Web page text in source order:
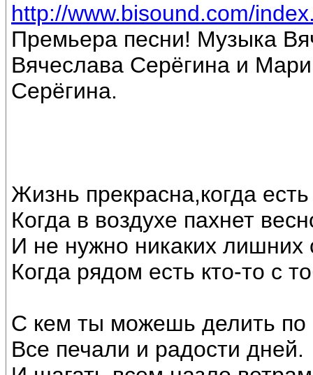
http://www.bisound.com/
Премьера песни! Музыка
Вячеслава Серёгина и
Серёгина.
Жизнь прекрасна,когда
Когда в воздухе пахнет
И не нужно никаких лишних
Когда рядом есть кто-то с
С кем ты можешь делить по
Все печали и радости дней.